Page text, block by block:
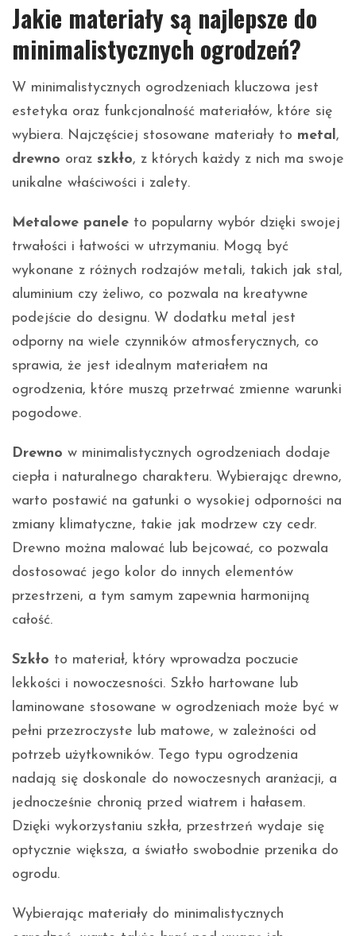
Jakie materiały są najlepsze do
minimalistycznych ogrodzeń?
W minimalistycznych ogrodzeniach kluczowa jest
estetyka oraz funkcjonalność materiałów, które się
wybiera. Najczęściej stosowane materiały to metal,
drewno oraz szkło, z których każdy z nich ma swoje
unikalne właściwości i zalety.
Metalowe panele to popularny wybór dzięki swojej
trwałości i łatwości w utrzymaniu. Mogą być
wykonane z różnych rodzajów metali, takich jak stal,
aluminium czy żeliwo, co pozwala na kreatywne
podejście do designu. W dodatku metal jest
odporny na wiele czynników atmosferycznych, co
sprawia, że jest idealnym materiałem na
ogrodzenia, które muszą przetrwać zmienne warunki
pogodowe.
Drewno w minimalistycznych ogrodzeniach dodaje
ciepła i naturalnego charakteru. Wybierając drewno,
warto postawić na gatunki o wysokiej odporności na
zmiany klimatyczne, takie jak modrzew czy cedr.
Drewno można malować lub bejcować, co pozwala
dostosować jego kolor do innych elementów
przestrzeni, a tym samym zapewnia harmonijną
całość.
Szkło to materiał, który wprowadza poczucie
lekkości i nowoczesności. Szkło hartowane lub
laminowane stosowane w ogrodzeniach może być w
pełni przezroczyste lub matowe, w zależności od
potrzeb użytkowników. Tego typu ogrodzenia
nadają się doskonale do nowoczesnych aranżacji, a
jednocześnie chronią przed wiatrem i hałasem.
Dzięki wykorzystaniu szkła, przestrzeń wydaje się
optycznie większa, a światło swobodnie przenika do
ogrodu.
Wybierając materiały do minimalistycznych